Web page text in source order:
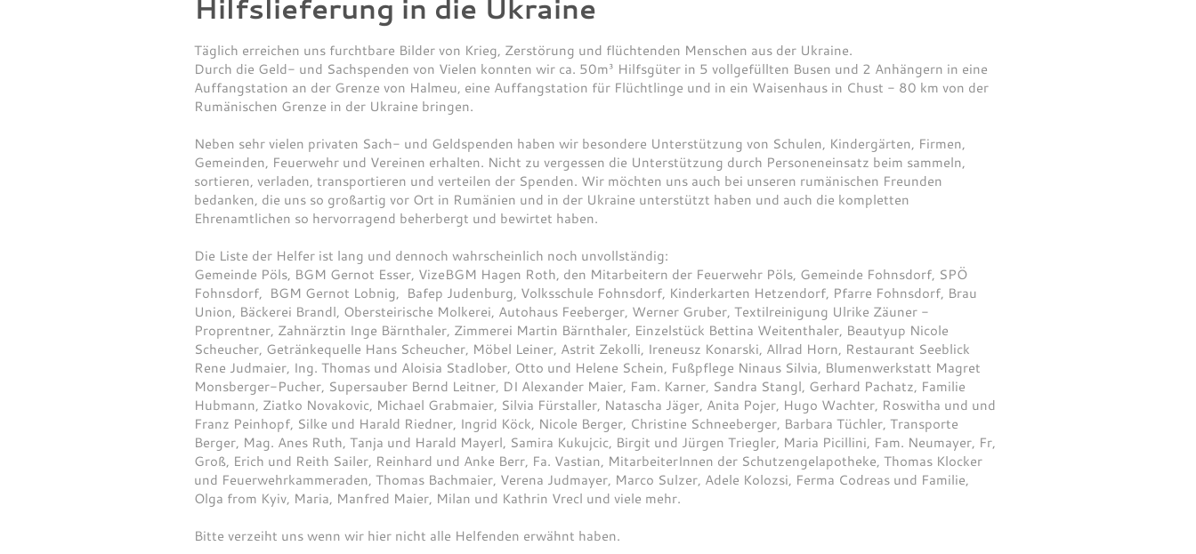
Hilfslieferung in die Ukraine
Täglich erreichen uns furchtbare Bilder von Krieg, Zerstörung und flüchtenden Menschen aus der Ukraine.
Durch die Geld- und Sachspenden von Vielen konnten wir ca. 50m³ Hilfsgüter in 5 vollgefüllten Busen und 2 Anhängern in eine
Auffangstation an der Grenze von Halmeu, eine Auffangstation für Flüchtlinge und in ein Waisenhaus in Chust - 80 km von der
Rumänischen Grenze in der Ukraine bringen.
Neben sehr vielen privaten Sach- und Geldspenden haben wir besondere Unterstützung von Schulen, Kindergärten, Firmen,
Gemeinden, Feuerwehr und Vereinen erhalten. Nicht zu vergessen die Unterstützung durch Personeneinsatz beim sammeln,
sortieren, verladen, transportieren und verteilen der Spenden. Wir möchten uns auch bei unseren rumänischen Freunden
bedanken, die uns so großartig vor Ort in Rumänien und in der Ukraine unterstützt haben und auch die kompletten
Ehrenamtlichen so hervorragend beherbergt und bewirtet haben.
Die Liste der Helfer ist lang und dennoch wahrscheinlich noch unvollständig:
Gemeinde Pöls, BGM Gernot Esser, VizeBGM Hagen Roth, den Mitarbeitern der Feuerwehr Pöls, Gemeinde Fohnsdorf, SPÖ
Fohnsdorf, BGM Gernot Lobnig, Bafep Judenburg, Volksschule Fohnsdorf, Kinderkarten Hetzendorf, Pfarre Fohnsdorf, Brau
Union, Bäckerei Brandl, Obersteirische Molkerei, Autohaus Feeberger, Werner Gruber, Textilreinigung Ulrike Zäuner -
Proprentner, Zahnärztin Inge Bärnthaler, Zimmerei Martin Bärnthaler, Einzelstück Bettina Weitenthaler, Beautyup Nicole
Scheucher, Getränkequelle Hans Scheucher, Möbel Leiner, Astrit Zekolli, Ireneusz Konarski, Allrad Horn, Restaurant Seeblick
Rene Judmaier, Ing. Thomas und Aloisia Stadlober, Otto und Helene Schein, Fußpflege Ninaus Silvia, Blumenwerkstatt Magret
Monsberger-Pucher, Supersauber Bernd Leitner, DI Alexander Maier, Fam. Karner, Sandra Stangl, Gerhard Pachatz, Familie
Hubmann, Ziatko Novakovic, Michael Grabmaier, Silvia Fürstaller, Natascha Jäger, Anita Pojer, Hugo Wachter, Roswitha und und
Franz Peinhopf, Silke und Harald Riedner, Ingrid Köck, Nicole Berger, Christine Schneeberger, Barbara Tüchler, Transporte
Berger, Mag. Anes Ruth, Tanja und Harald Mayerl, Samira Kukujcic, Birgit und Jürgen Triegler, Maria Picillini, Fam. Neumayer, Fr,
Groß, Erich und Reith Sailer, Reinhard und Anke Berr, Fa. Vastian, MitarbeiterInnen der Schutzengelapotheke, Thomas Klocker
und Feuerwehrkammeraden, Thomas Bachmaier, Verena Judmayer, Marco Sulzer, Adele Kolozsi, Ferma Codreas und Familie,
Olga from Kyiv, Maria, Manfred Maier, Milan und Kathrin Vrecl und viele mehr.
Bitte verzeiht uns wenn wir hier nicht alle Helfenden erwähnt haben.